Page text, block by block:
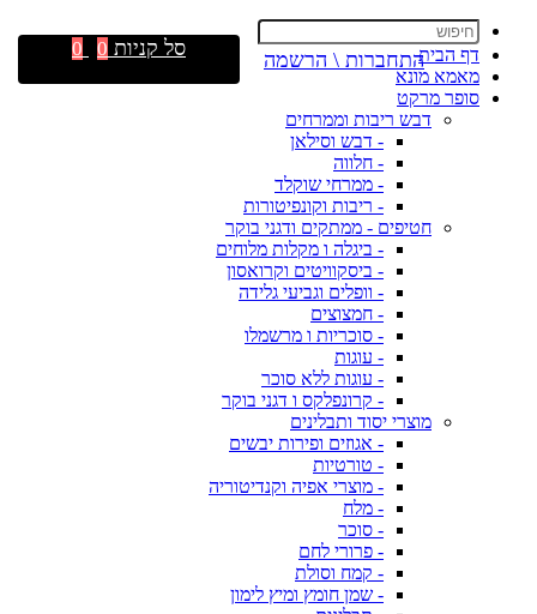
דף הבית
מאמא מונא
סופר מרקט
דבש ריבות וממרחים
- דבש וסילאן
- חלווה
- ממרחי שוקלד
- ריבות וקונפיטורות
חטיפים - ממתקים ודגני בוקר
- ביגלה ו מקלות מלוחים
- ביסקוויטים וקרואסון
- וופלים וגביעי גלידה
- חמצוצים
- סוכריות ו מרשמלו
- עוגות
- עוגות ללא סוכר
- קרונפלקס ו דגני בוקר
מוצרי יסוד ותבלינים
- אגוזים ופירות יבשים
- טורטיות
- מוצרי אפיה וקנדיטוריה
- מלח
- סוכר
- פרורי לחם
- קמח וסולת
- שמן חומץ ומיץ לימון
התחברות \ הרשמה סל קניות 0
0